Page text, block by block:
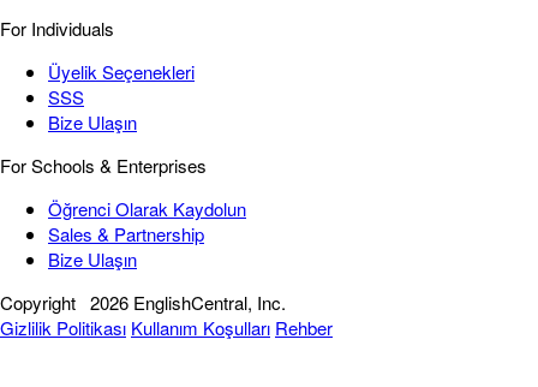
For Individuals
Üyelik Seçenekleri
SSS
Bize Ulaşın
For Schools & Enterprises
Öğrenci Olarak Kaydolun
Sales & Partnership
Bize Ulaşın
Copyright 2026 EnglishCentral, Inc.
Gizlilik Politikası Kullanım Koşulları Rehber